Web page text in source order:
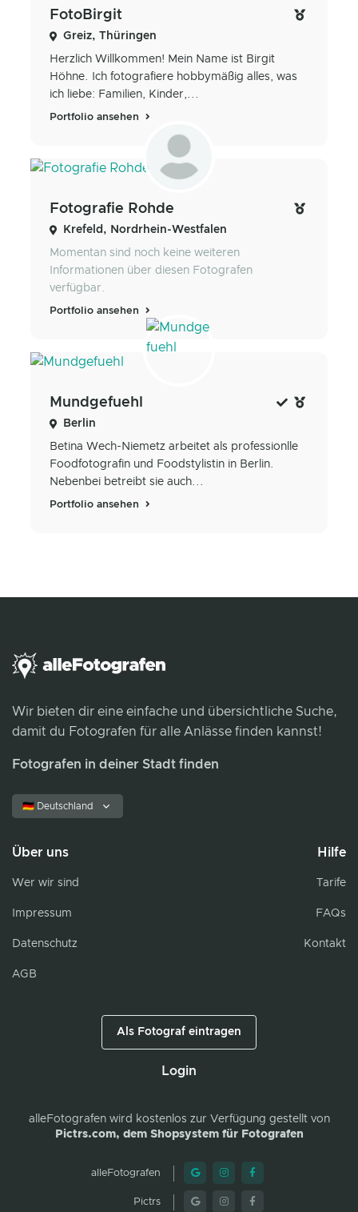
FotoBirgit
Greiz, Thüringen
Herzlich Willkommen! Mein Name ist Birgit
Höhne. Ich fotografiere hobbymäßig alles, was
ich liebe: Familien, Kinder,...
Portfolio ansehen
Fotografie Rohde
Krefeld, Nordrhein-Westfalen
Momentan sind noch keine weiteren
Informationen über diesen Fotografen
verfügbar.
Portfolio ansehen
Mundgefuehl
Berlin
Betina Wech-Niemetz arbeitet als professionlle
Foodfotografin und Foodstylistin in Berlin.
Nebenbei betreibt sie auch...
Portfolio ansehen
Wir bieten dir eine einfache und übersichtliche Suche,
damit du Fotografen für alle Anlässe finden kannst!
Fotografen in deiner Stadt finden
🇩🇪 Deutschland
Über uns
Wer wir sind
Impressum
Datenschutz
AGB
Hilfe
Tarife
FAQs
Kontakt
Als Fotograf eintragen
Login
alleFotografenwird kostenlos zur Verfügung gestellt von
Pictrs.com, dem Shopsystem für Fotografen
alleFotografen
Pictrs